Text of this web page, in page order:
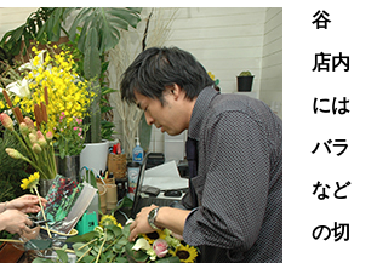
谷
店内
には
バラ
など
の切